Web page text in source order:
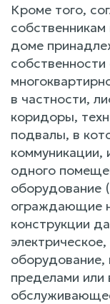
Кроме того,
доме
в частности,
коридоры,
подвалы, в
одного
оборудование
ограждающие
конструкции
пределами или